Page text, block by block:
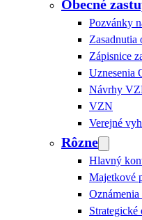
Obecné
Pozvánky
Zasadnutia
Zápisnice
Uznesenia
Návrhy
VZN
Verejné
Rôzne
Hlavný
Majetkové
Strategické